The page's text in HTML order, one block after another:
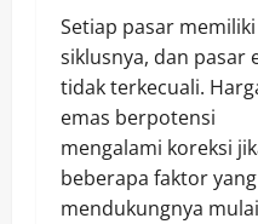
Setiap pasar memiliki
siklusnya, dan pasar
tidak terkecuali.
emas berpotensi
mengalami koreksi
beberapa faktor yang
mendukungnya mulai